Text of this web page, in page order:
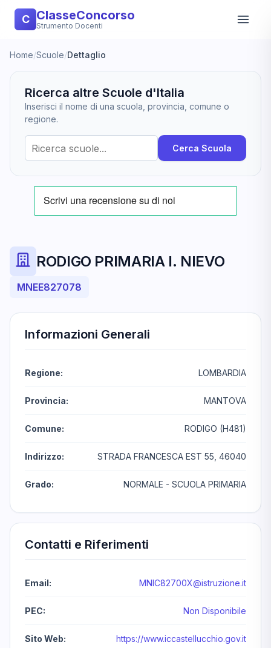
C ClasseConcorso
Strumento Docenti
Home/Scuole/Dettaglio
Ricerca altre Scuole d'Italia
Inserisci il nome di una scuola, provincia, comune o
regione.
Cerca Scuola
RODIGO PRIMARIA I. NIEVO
MNEE827078
Informazioni Generali
Regione: LOMBARDIA
Provincia: MANTOVA
Comune: RODIGO (H481)
Indirizzo: STRADA FRANCESCA EST 55, 46040
Grado: NORMALE - SCUOLA PRIMARIA
Contatti e Riferimenti
Email: MNIC82700X@istruzione.it
PEC: Non Disponibile
Sito Web: https://www.iccastellucchio.gov.it